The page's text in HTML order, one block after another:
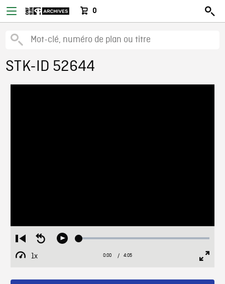
0
STK-ID 52644
Restart
from
beginning
Seek
Play Loaded:
1x
Playback
Current
0:00 / Duration
4:05